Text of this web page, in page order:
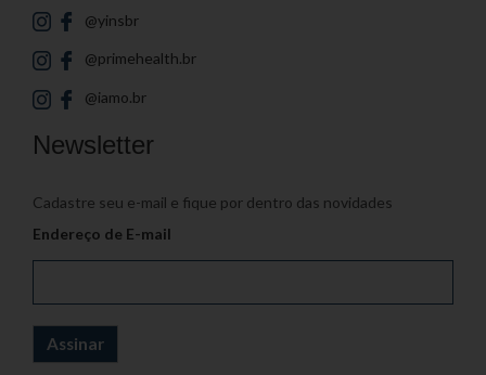
@yinsbr
@primehealth.br
@iamo.br
Newsletter
Cadastre seu e-mail e fique por dentro das novidades
Endereço de E-mail